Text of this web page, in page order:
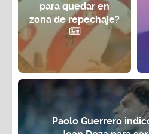
para quedar en
zona de repechaje?
Paolo Guerrero